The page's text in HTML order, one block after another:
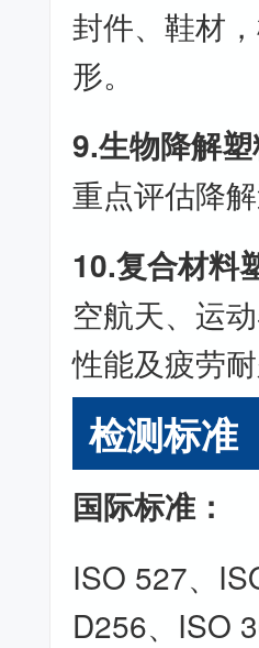
封件、鞋材
形。
9.生物降解
重点评估降
10.复合材料
空航天、运
性能及疲劳耐
检测标准
国际标准：
ISO 527、
D256、ISO